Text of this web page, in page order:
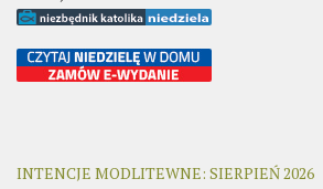
INTENCJE MODLITEWNE: SIERPIEŃ 2026